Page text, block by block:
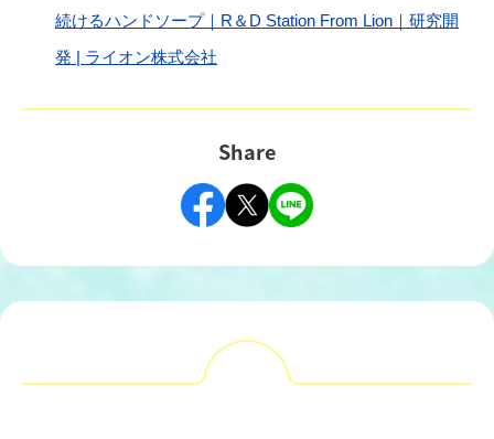
続けるハンドソープ｜R＆D Station From Lion｜研究開
発 | ライオン株式会社
Share